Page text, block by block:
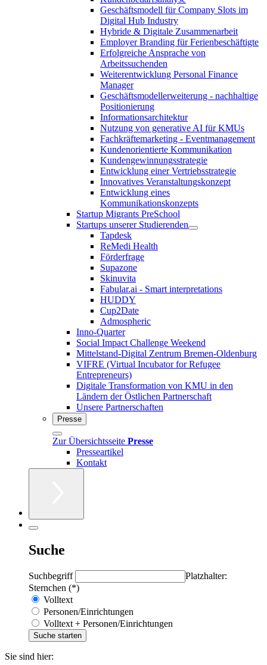
Geschäftsmodell für Company Slots im
Digital Hub Industry
Hybride & Digitale Zusammenarbeit
Employer Branding für Ferienbeschäftigte
Erfolgreiche Ansprache von
Arbeitssuchenden
Weiterentwicklung Personal Finance
Manager
Geschäftsmodellerweiterung - nachhaltige
Positionierung
Informationsarchitektur
Nutzung von generative AI für KMUs
Fachkräftemarketing - Eventmanagement
Kundenorientierte Kommunikation
Kundengewinnungsstrategie
Entwicklung einer Vertriebsstrategie
Innovatives Veranstaltungskonzept
Entwicklung eines
Kommunikationskonzepts
Startup Migrants PreSchool
Startups unserer Studierenden
Tapdesk
ReMedi Health
Förderfrage
Supazone
Skinuvita
Fabular.ai - Smart interpretations
HUDDY
Cup2Date
Admospheric
Inno-Quarter
Social Impact Challenge Weekend
Mittelstand-Digital Zentrum Bremen-Oldenburg
VIFRE (Virtual Incubator for Refugee
Entrepreneurs)
Digitale Transformation von KMU in den
Ländern der Östlichen Partnerschaft
Unsere Partnerschaften
Presse
Zur Übersichtsseite Presse
Presseartikel
Kontakt
Suche
Suchbegriff
Platzhalter:
Sternchen (*)
Volltext
Personen/Einrichtungen
Volltext + Personen/Einrichtungen
Sie sind hier: